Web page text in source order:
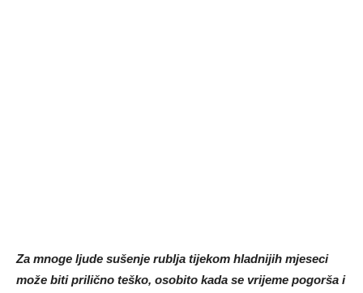
Za mnoge ljude sušenje rublja tijekom hladnijih mjeseci
može biti prilično teško, osobito kada se vrijeme pogorša i